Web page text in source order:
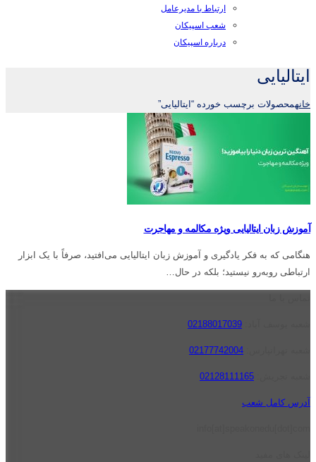
ارتباط با مدیرعامل
شعب اسپیکان
درباره اسپیکان
ایتالیایی
خانهمحصولات برچسب خورده “ایتالیایی”
آموزش زبان ایتالیایی ویژه مکالمه و مهاجرت
هنگامی که به فکر یادگیری و آموزش زبان ایتالیایی می‌افتید، صرفاً با یک ابزار
ارتباطی روبه‌رو نیستید؛ بلکه در حال…
02188017039
02177742004
02128111165
آدرس کامل شعب